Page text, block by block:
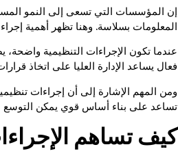
إن المؤسسات التي تسعى إلى النمو
المعلومات بسلاسة. وهنا تظهر أهمية
عندما تكون الإجراءات التنظيمية
فعال يساعد الإدارة العليا على اتخاذ
ومن المهم الإشارة إلى أن إجراءات
تساعد على بناء أساس قوي يمكن التوسع
كيف تساهم